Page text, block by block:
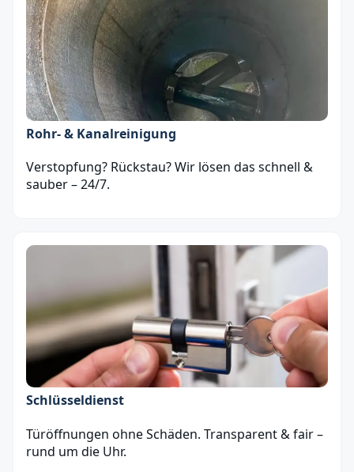
Rohr- & Kanalreinigung
Verstopfung? Rückstau? Wir lösen das schnell &
sauber – 24/7.
Schlüsseldienst
Türöffnungen ohne Schäden. Transparent & fair –
rund um die Uhr.